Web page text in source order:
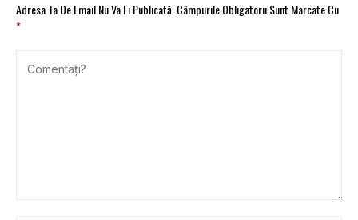
Adresa Ta De Email Nu Va Fi Publicată. Câmpurile Obligatorii Sunt Marcate Cu
*